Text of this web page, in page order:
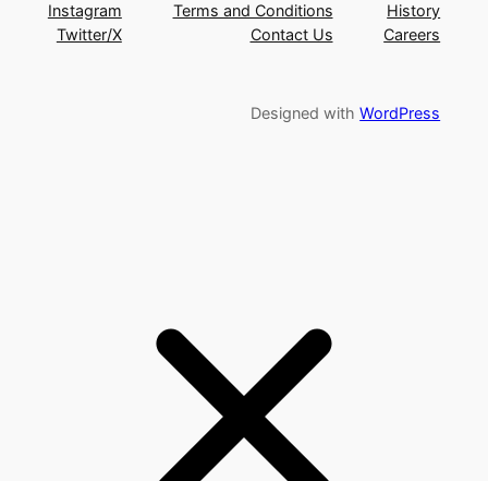
History
Careers
Terms and Conditions
Contact Us
Instagram
Twitter/X
Designed withWordPress